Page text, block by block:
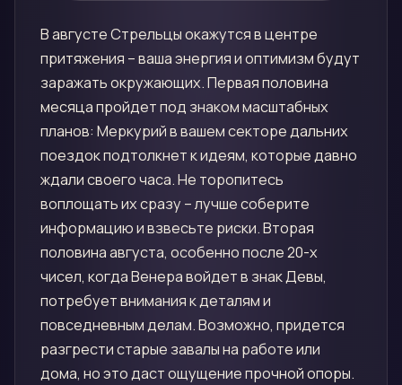
В августе Стрельцы окажутся в центре
притяжения – ваша энергия и оптимизм будут
заражать окружающих. Первая половина
месяца пройдет под знаком масштабных
планов: Меркурий в вашем секторе дальних
поездок подтолкнет к идеям, которые давно
ждали своего часа. Не торопитесь
воплощать их сразу – лучше соберите
информацию и взвесьте риски. Вторая
половина августа, особенно после 20-х
чисел, когда Венера войдет в знак Девы,
потребует внимания к деталям и
повседневным делам. Возможно, придется
разгрести старые завалы на работе или
дома, но это даст ощущение прочной опоры.